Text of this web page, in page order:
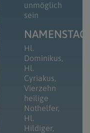
unmöglich
sein
Hl.
Dominikus
Hl.
Cyriakus
Vierzehn
heilige
Nothelfer
Hl.
Hildiger